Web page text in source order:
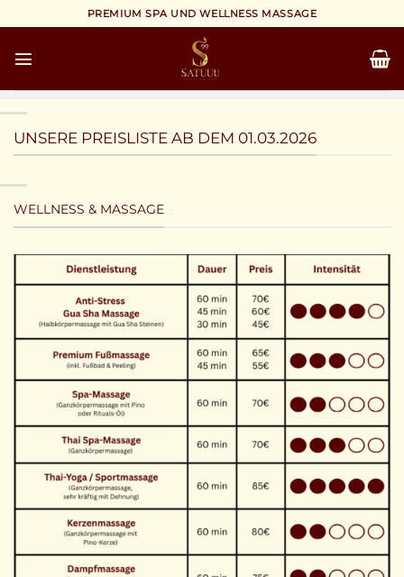
Inhalt
springen
PREMIUM SPA UND WELLNESS MASSAGE
UNSERE PREISLISTE AB DEM 01.03.2026
WELLNESS & MASSAGE